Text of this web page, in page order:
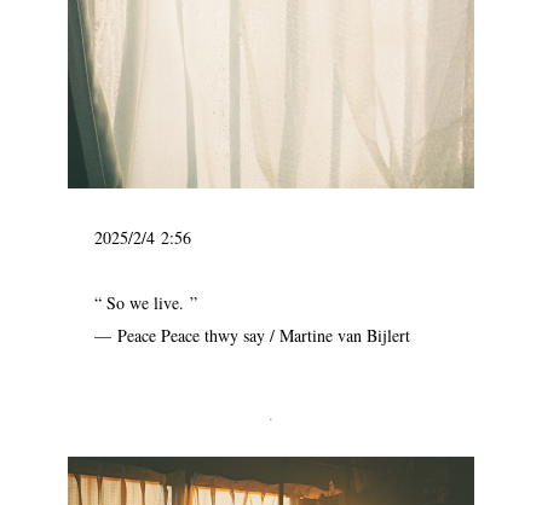
2025/2/4 2:56
“ So we live. ”
— Peace Peace thwy say / Martine van Bijlert
.